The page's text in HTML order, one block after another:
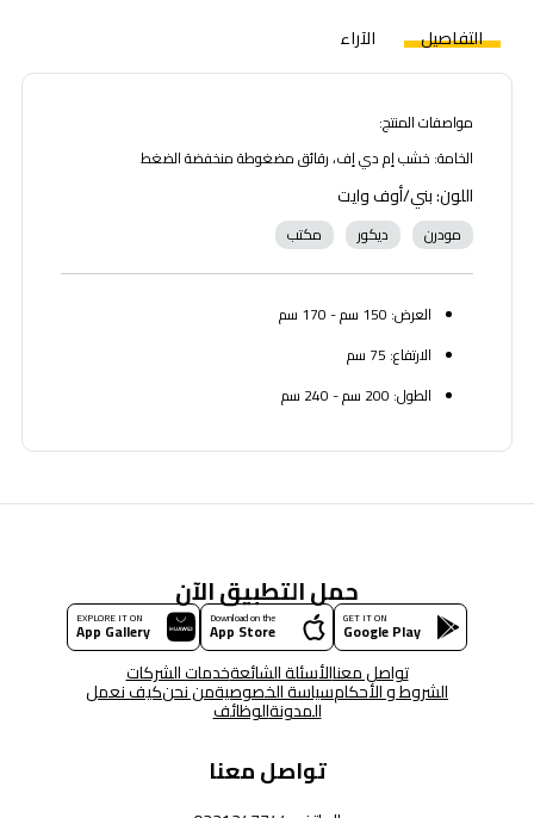
التفاصيل الآراء
مواصفات المنتج:
الخامة: خشب إم دي إف، رقائق مضغوطة منخفضة الضغط
اللون: بني/أوف وايت
مودرن ديكور مكتب
العرض: 150 سم - 170 سم
الارتفاع: 75 سم
الطول: 200 سم - 240 سم
حمل التطبيق الآن
GET IT ON
Google Play
Download on the
App Store
EXPLORE IT ON
App Gallery
تواصل معناالأسئلة الشائعةخدمات الشركات
الشروط و الأحكامسياسة الخصوصيةمن نحنكيف نعمل
المدونةالوظائف
تواصل معنا